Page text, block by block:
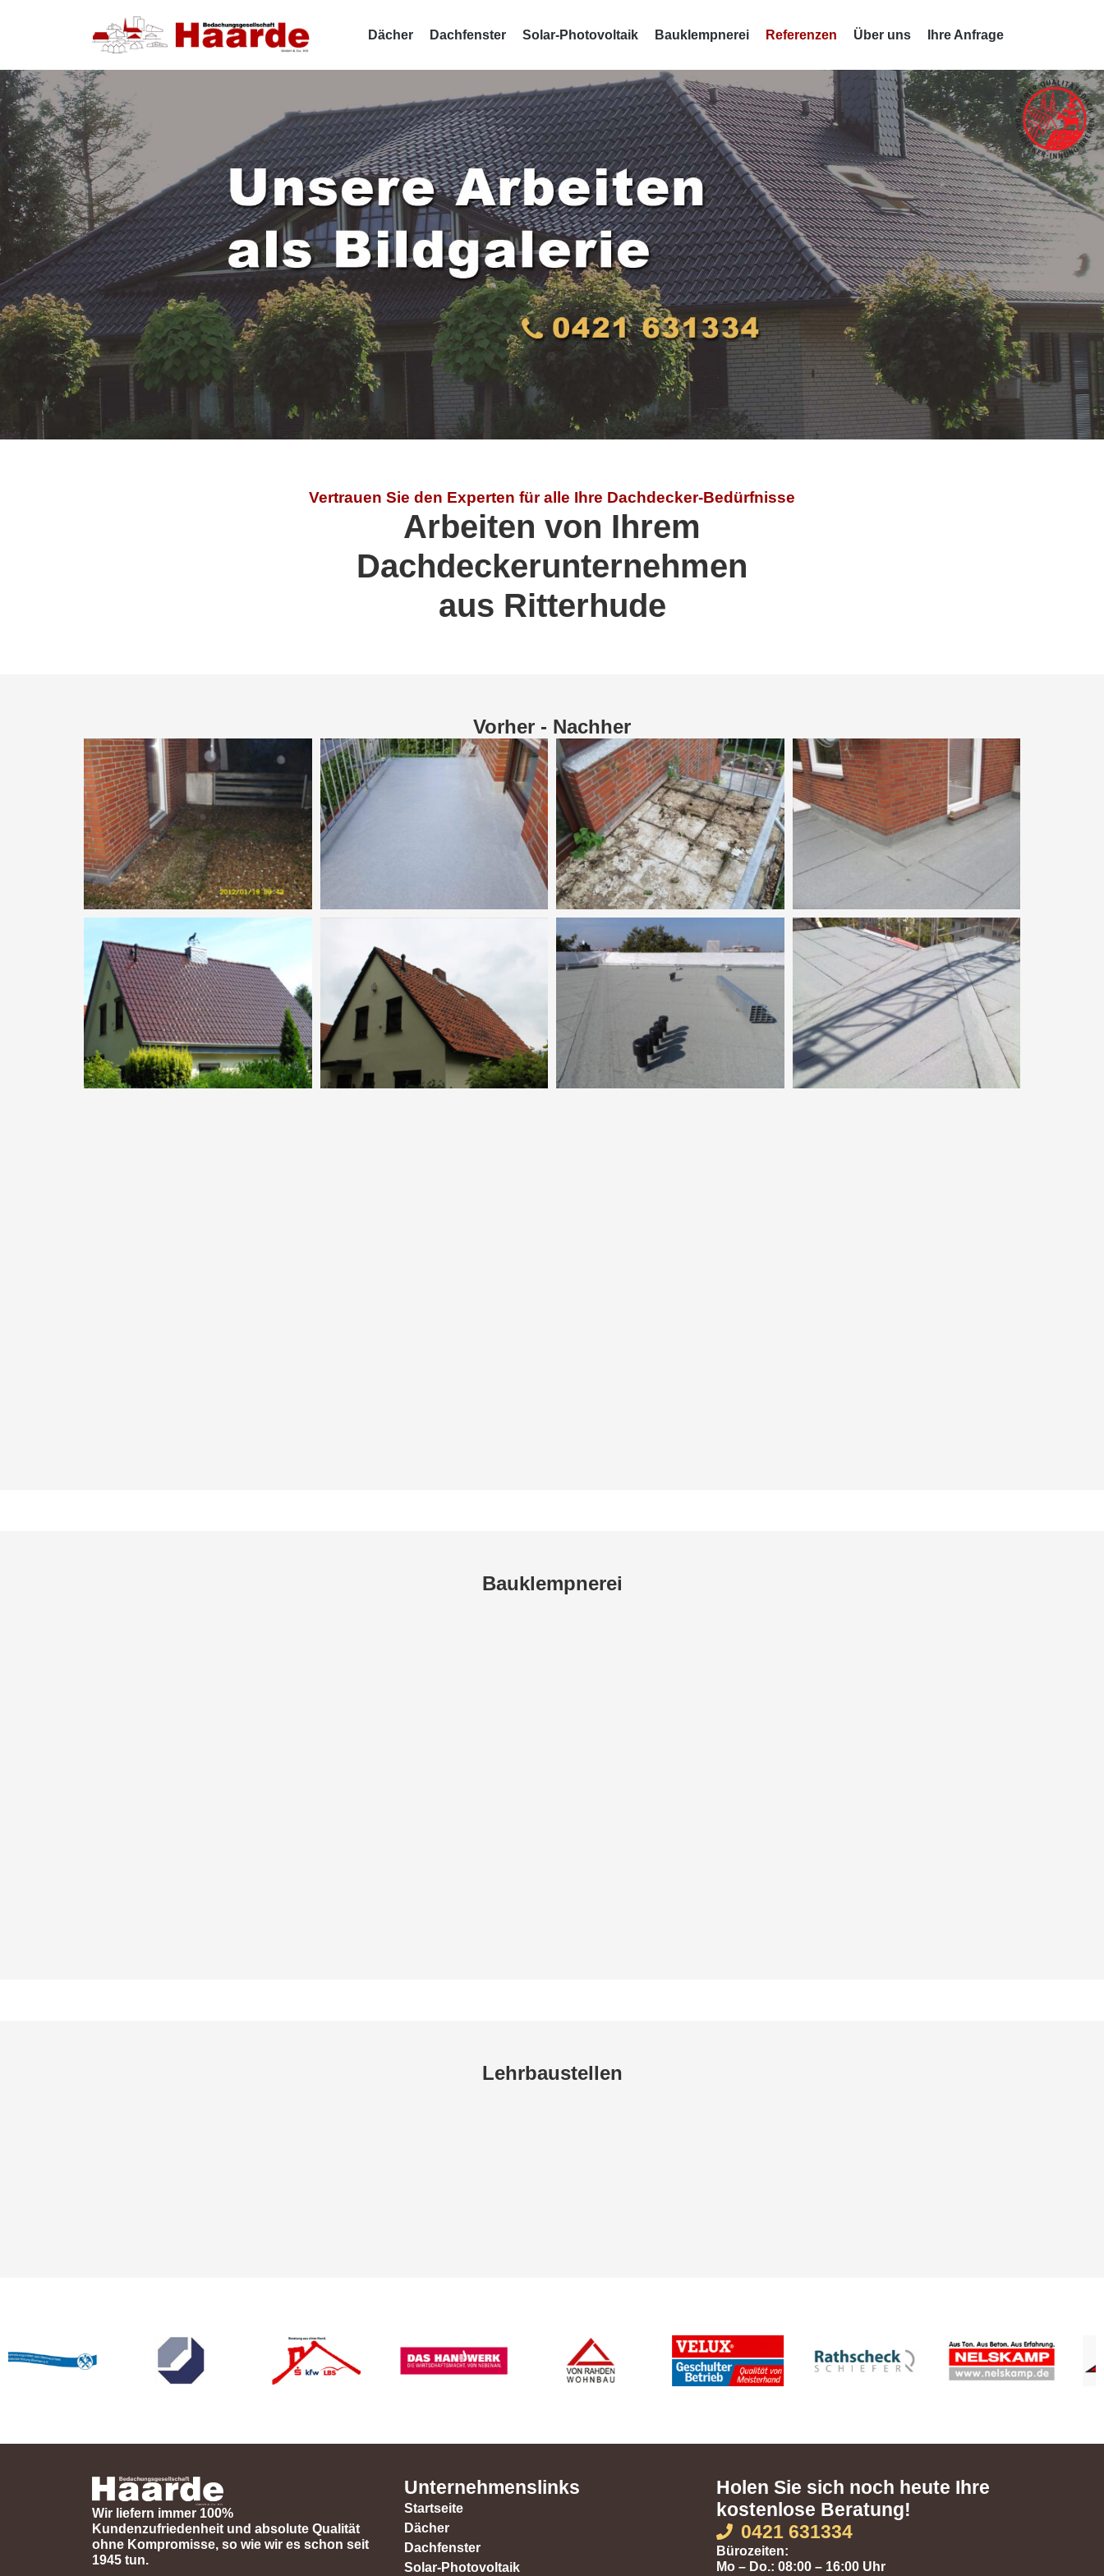
Dächer Dachfenster Solar-Photovoltaik Bauklempnerei Referenzen Über uns Ihre Anfrage
Vertrauen Sie den Experten für alle Ihre Dachdecker-Bedürfnisse
Arbeiten von Ihrem
Dachdeckerunternehmen
aus Ritterhude
Vorher - Nachher
Bauklempnerei
Lehrbaustellen
Wir liefern immer 100%
Kundenzufriedenheit und absolute Qualität
ohne Kompromisse, so wie wir es schon seit
1945 tun.
Unternehmenslinks
Startseite
Dächer
Dachfenster
Solar-Photovoltaik
Holen Sie sich noch heute Ihre
kostenlose Beratung!
0421 631334
Bürozeiten:
Mo – Do.: 08:00 – 16:00 Uhr